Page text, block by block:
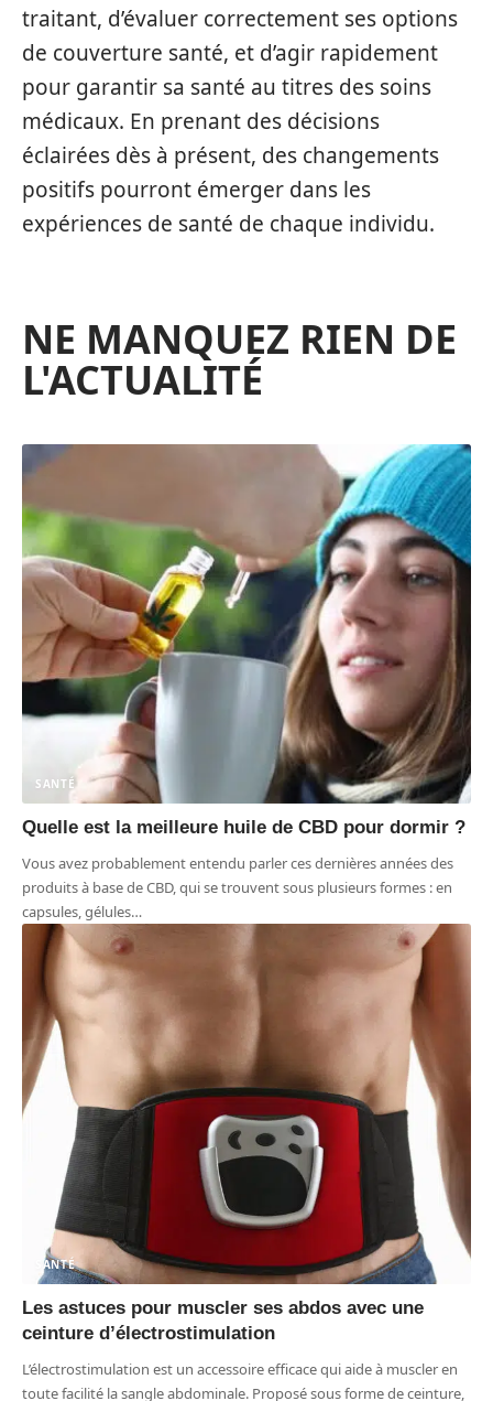
traitant, d’évaluer correctement ses options
de couverture santé, et d’agir rapidement
pour garantir sa santé au titres des soins
médicaux. En prenant des décisions
éclairées dès à présent, des changements
positifs pourront émerger dans les
expériences de santé de chaque individu.
NE MANQUEZ RIEN DE
L'ACTUALITÉ
SANTÉ
Quelle est la meilleure huile de CBD pour dormir ?
Vous avez probablement entendu parler ces dernières années des
produits à base de CBD, qui se trouvent sous plusieurs formes : en
capsules, gélules…
SANTÉ
Les astuces pour muscler ses abdos avec une
ceinture d’électrostimulation
L’électrostimulation est un accessoire efficace qui aide à muscler en
toute facilité la sangle abdominale. Proposé sous forme de ceinture,